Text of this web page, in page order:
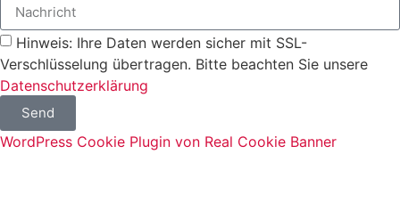
Hinweis: Ihre Daten werden sicher mit SSL-
Verschlüsselung übertragen. Bitte beachten Sie unsere
Datenschutzerklärung
Send
WordPress Cookie Plugin von Real Cookie Banner